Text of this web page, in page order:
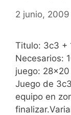
2 junio, 2009
Titulo: 3c3 +
Necesarios:
juego:
Juego de
equipo en